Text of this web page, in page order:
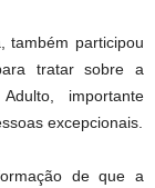
também participou
tratar sobre a
importante
excepcionais.
de que a